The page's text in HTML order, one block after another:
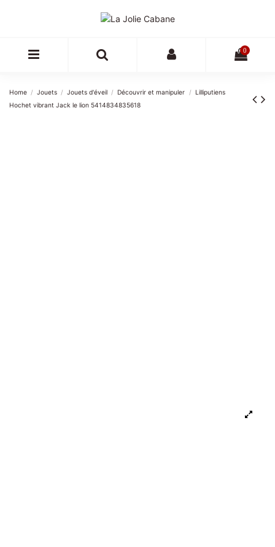
0
Home Jouets Jouets d'éveil Découvrir et manipuler
Lilliputiens
Hochet vibrant Jack le lion 5414834835618